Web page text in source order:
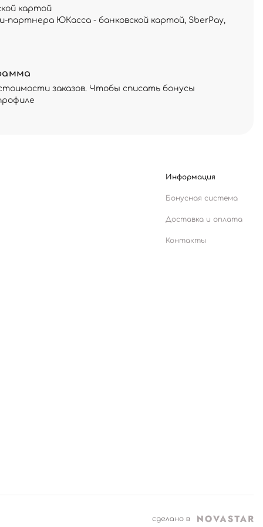
картой
партнера ЮКасса - банковской картой, SberPay,
заказов. Чтобы списать бонусы
Информация
Бонусная система
Доставка и оплата
Контакты